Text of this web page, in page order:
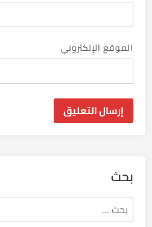
الموقع الإلكتروني
بحث
البحث
عن: